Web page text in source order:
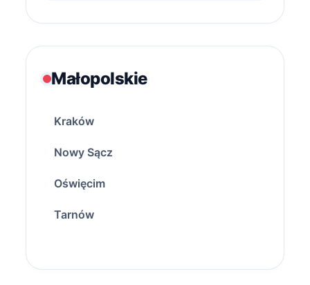
Małopolskie
Kraków
Nowy Sącz
Oświęcim
Tarnów